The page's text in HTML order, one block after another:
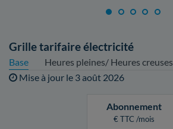
Grille tarifaire électricité
Base
Heures pleines/ Heures creuses
Mise à jour le 3 août 2026
Abonnement
€ TTC /mois